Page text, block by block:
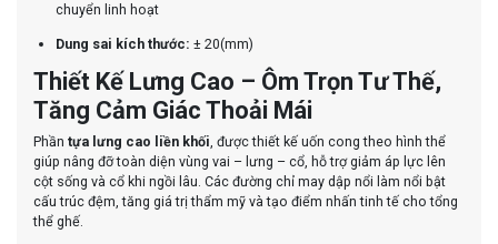
chuyển linh hoạt
Dung sai kích thước: ± 20(mm)
Thiết Kế Lưng Cao – Ôm Trọn Tư Thế,
Tăng Cảm Giác Thoải Mái
Phần tựa lưng cao liền khối, được thiết kế uốn cong theo hình thể
giúp nâng đỡ toàn diện vùng vai – lưng – cổ, hỗ trợ giảm áp lực lên
cột sống và cổ khi ngồi lâu. Các đường chỉ may dập nổi làm nổi bật
cấu trúc đệm, tăng giá trị thẩm mỹ và tạo điểm nhấn tinh tế cho tổng
thể ghế.